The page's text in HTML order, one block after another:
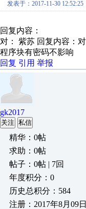
发表于：2017-11-30 12:52:25
回复内容：
对： 紫苏 回复内容：
程序块有密码不影响
回复 引用 举报
gk2017
关注 私信
精华：0帖
求助：0帖
帖子：0帖 | 7回
年度积分：0
历史总积分：584
注册：2017年8月09日